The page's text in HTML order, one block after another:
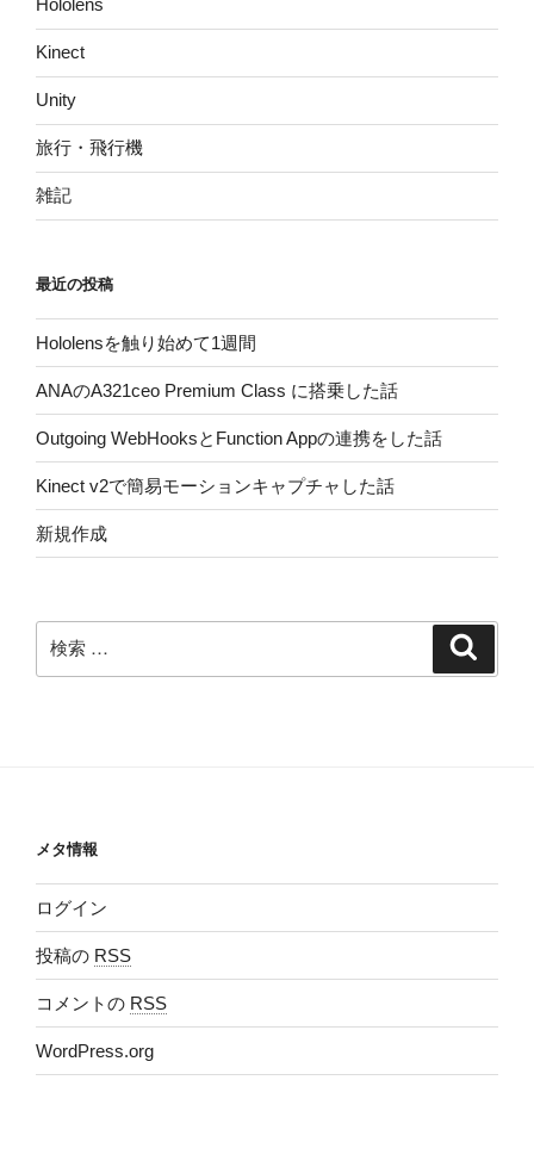
Hololens
Kinect
Unity
旅行・飛行機
雑記
最近の投稿
Hololensを触り始めて1週間
ANAのA321ceo Premium Class に搭乗した話
Outgoing WebHooksとFunction Appの連携をした話
Kinect v2で簡易モーションキャプチャした話
新規作成
検
索:
メタ情報
ログイン
投稿の RSS
コメントの RSS
WordPress.org